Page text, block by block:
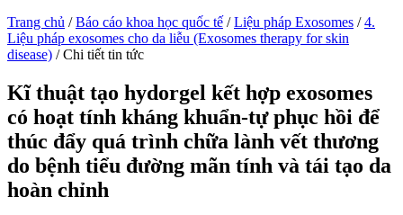
Trang chủ /Báo cáo khoa học quốc tế /Liệu pháp Exosomes /4.
Liệu pháp exosomes cho da liễu (Exosomes therapy for skin
disease) /Chi tiết tin tức
Kĩ thuật tạo hydorgel kết hợp exosomes
có hoạt tính kháng khuẩn-tự phục hồi để
thúc đẩy quá trình chữa lành vết thương
do bệnh tiểu đường mãn tính và tái tạo da
hoàn chỉnh